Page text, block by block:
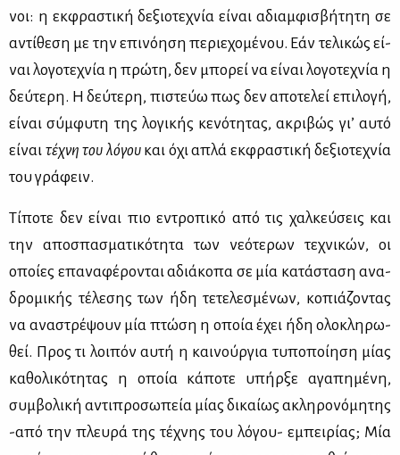
νοι: η εκ­φρα­στι­κή δε­ξιο­τε­χνία εί­ναι αδιαμ­φι­σβή­τη­τη σε
αντί­θε­ση με την επι­νό­η­ση πε­ριε­χο­μέ­νου. Εάν τε­λι­κώς εί­
ναι λο­γο­τε­χνία η πρώ­τη, δεν μπο­ρεί να εί­ναι λο­γο­τε­χνία η
δεύ­τε­ρη. Η δεύ­τε­ρη, πι­στεύω πως δεν απο­τε­λεί επι­λο­γή,
εί­ναι σύμ­φυ­τη της λο­γι­κής κε­νό­τη­τας, ακρι­βώς γι’ αυ­τό
εί­ναι τέ­χνη του λό­γουκαι όχι απλά εκ­φρα­στι­κή δε­ξιο­τε­χνία
του γρά­φειν.
Τί­πο­τε δεν εί­ναι πιο εντρο­πι­κό από τις χαλ­κεύ­σεις και
την απο­σπα­σμα­τι­κό­τη­τα των νε­ό­τε­ρων τε­χνι­κών, οι
οποί­ες επα­να­φέ­ρο­νται αδιά­κο­πα σε μία κα­τά­στα­ση ανα­
δρο­μι­κής τέ­λε­σης των ήδη τε­τε­λε­σμέ­νων, κο­πιά­ζο­ντας
να ανα­στρέ­ψουν μία πτώ­ση η οποία έχει ήδη ολο­κλη­ρω­
θεί. Προς τι λοι­πόν αυ­τή η και­νούρ­για τυ­πο­ποί­η­ση μί­ας
κα­θο­λι­κό­τη­τας η οποία κά­πο­τε υπήρ­ξε αγα­πη­μέ­νη,
συμ­βο­λι­κή αντι­προ­σω­πεία μί­ας δι­καί­ως ακλη­ρο­νό­μη­της
-από την πλευ­ρά της τέ­χνης του λό­γου- εμπει­ρί­ας; Μία